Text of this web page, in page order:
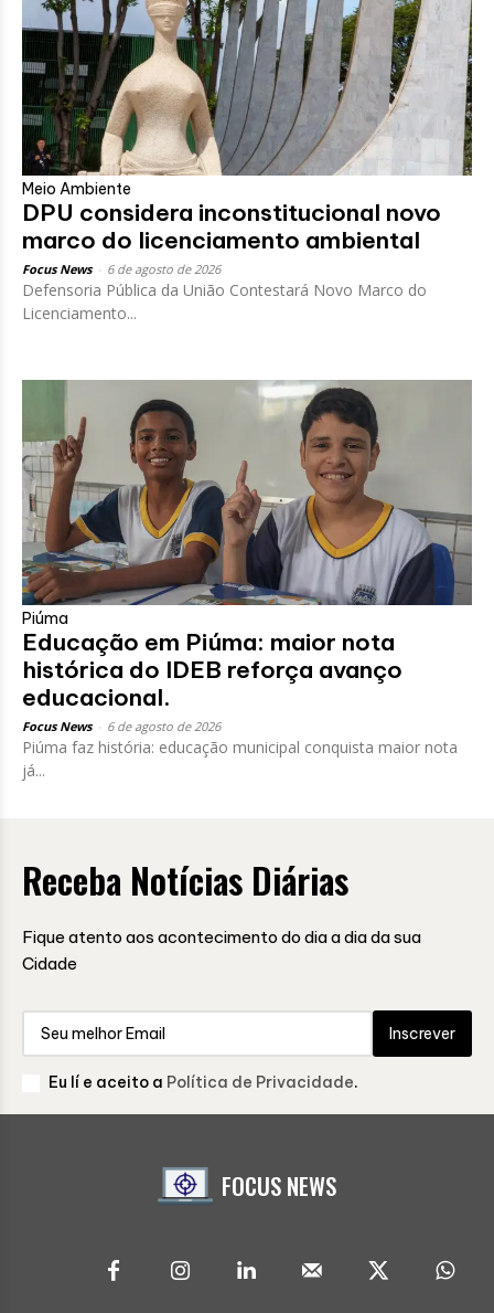
Meio Ambiente
DPU considera inconstitucional novo
marco do licenciamento ambiental
Focus News 6 de agosto de 2026
Defensoria Pública da União Contestará Novo Marco do
Licenciamento...
Piúma
Educação em Piúma: maior nota
histórica do IDEB reforça avanço
educacional.
Focus News 6 de agosto de 2026
Piúma faz história: educação municipal conquista maior nota
já...
Receba Notícias Diárias
Fique atento aos acontecimento do dia a dia da sua
Cidade
Inscrever
Eu lí e aceito a Política de Privacidade.
FOCUS NEWS